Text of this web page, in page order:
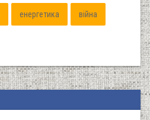
енергетика війна